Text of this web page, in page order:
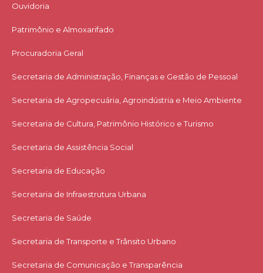
Ouvidoria
Patrimônio e Almoxarifado
Procuradoria Geral
Secretaria de Administração, Finanças e Gestão de Pessoal
Secretaria de Agropecuária, Agroindústria e Meio Ambiente
Secretaria de Cultura, Patrimônio Histórico e Turismo
Secretaria de Assistência Social
Secretaria de Educação
Secretaria de Infraestrutura Urbana
Secretaria de Saúde
Secretaria de Transporte e Trânsito Urbano
Secretaria de Comunicação e Transparência